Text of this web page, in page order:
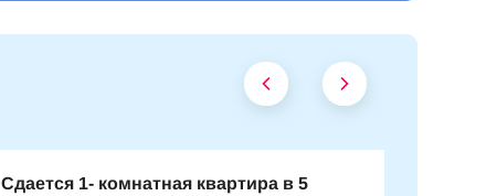
Сдается 1- комнатная квартира в 5